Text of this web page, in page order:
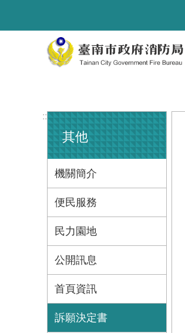
:::
其他
機關簡介
便民服務
民力園地
公開訊息
首頁資訊
訴願決定書